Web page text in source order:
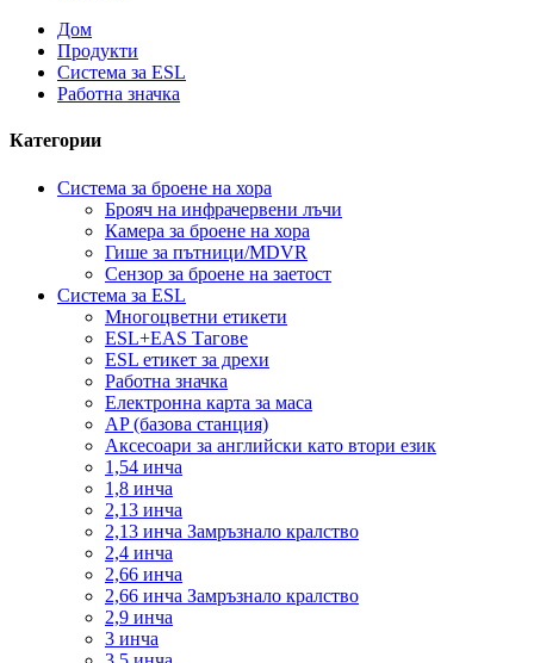
Дом
Продукти
Система за ESL
Работна значка
Категории
Система за броене на хора
Брояч на инфрачервени лъчи
Камера за броене на хора
Гише за пътници/MDVR
Сензор за броене на заетост
Система за ESL
Многоцветни етикети
ESL+EAS Тагове
ESL етикет за дрехи
Работна значка
Електронна карта за маса
AP (базова станция)
Аксесоари за английски като втори език
1,54 инча
1,8 инча
2,13 инча
2,13 инча Замръзнало кралство
2,4 инча
2,66 инча
2,66 инча Замръзнало кралство
2,9 инча
3 инча